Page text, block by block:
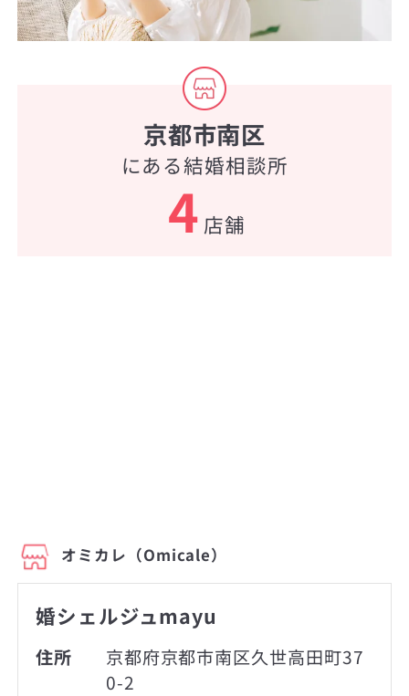
京都市南区
にある結婚相談所
4 店舗
オミカレ（Omicale）
婚シェルジュmayu
住所
京都府京都市南区久世高田町37
0-2